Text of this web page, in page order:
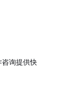
咨询提供快